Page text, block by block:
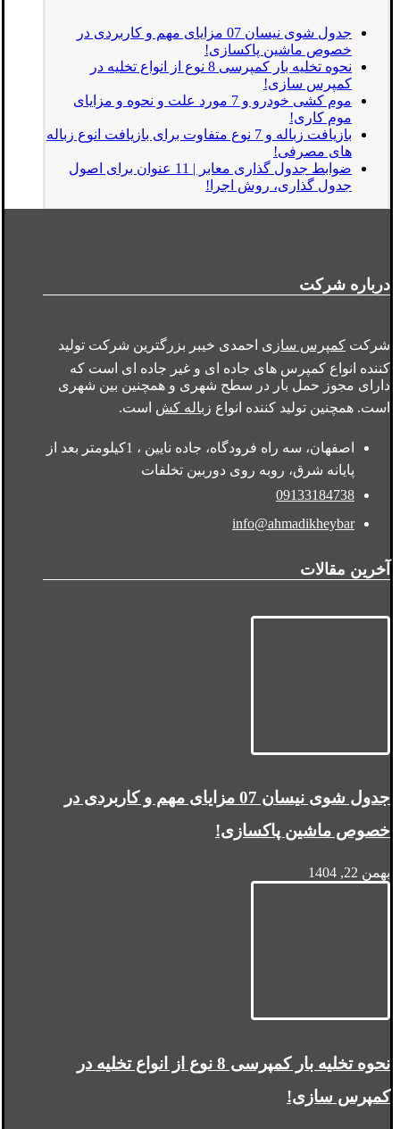
جدول شوی نیسان 07 مزایای مهم و کاربردی در
خصوص ماشین پاکسازی!
نحوه تخلیه بار کمپرسی 8 نوع از انواع تخلیه در
کمپرس سازی!
موم کشی خودرو و 7 مورد علت و نحوه و مزایای
موم کاری!
بازیافت زباله و 7 نوع متفاوت برای بازیافت انوع زباله
های مصرفی!
ضوابط جدول گذاری معابر | 11 عنوان برای اصول
جدول گذاری، روش اجرا!
درباره شرکت
شرکت کمپرس سازی احمدی خیبر بزرگترین شرکت تولید
کننده انواع کمپرس های جاده ای و غیر جاده ای است که
دارای مجوز حمل بار در سطح شهری و همچنین بین شهری
است. همچنین تولید کننده انواع زباله کش است.
اصفهان، سه راه فرودگاه، جاده نایین ، 1کیلومتر بعد از
پایانه شرق، روبه روی دوربین تخلفات
09133184738
info@ahmadikheybar
آخرین مقالات
جدول شوی نیسان 07 مزایای مهم و کاربردی در
خصوص ماشین پاکسازی!
بهمن 22, 1404
نحوه تخلیه بار کمپرسی 8 نوع از انواع تخلیه در
کمپرس سازی!